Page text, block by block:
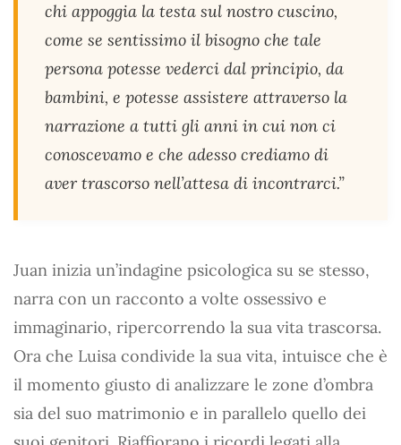
chi appoggia la testa sul nostro cuscino,
come se sentissimo il bisogno che tale
persona potesse vederci dal principio, da
bambini, e potesse assistere attraverso la
narrazione a tutti gli anni in cui non ci
conoscevamo e che adesso crediamo di
aver trascorso nell’attesa di incontrarci.”
Juan inizia un’indagine psicologica su se stesso,
narra con un racconto a volte ossessivo e
immaginario, ripercorrendo la sua vita trascorsa.
Ora che Luisa condivide la sua vita, intuisce che è
il momento giusto di analizzare le zone d’ombra
sia del suo matrimonio e in parallelo quello dei